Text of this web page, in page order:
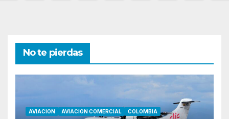
No te pierdas
AVIACION AVIACION COMERCIAL COLOMBIA